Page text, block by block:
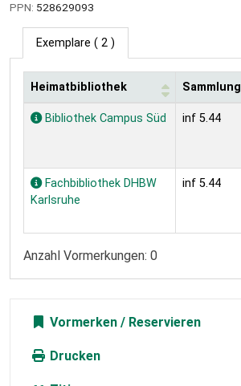
PPN: 528629093
Exemplare ( 2 )
Exemplare
Heimatbibliothek Sammlung
Bibliothek Campus Süd inf 5.44
Fachbibliothek DHBW
Karlsruhe
inf 5.44
Anzahl Vormerkungen: 0
Vormerken
Drucken